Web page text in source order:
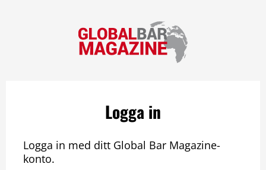
Logga in
Logga in med ditt Global Bar Magazine-
konto.